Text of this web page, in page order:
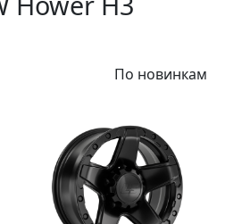
По новинкам